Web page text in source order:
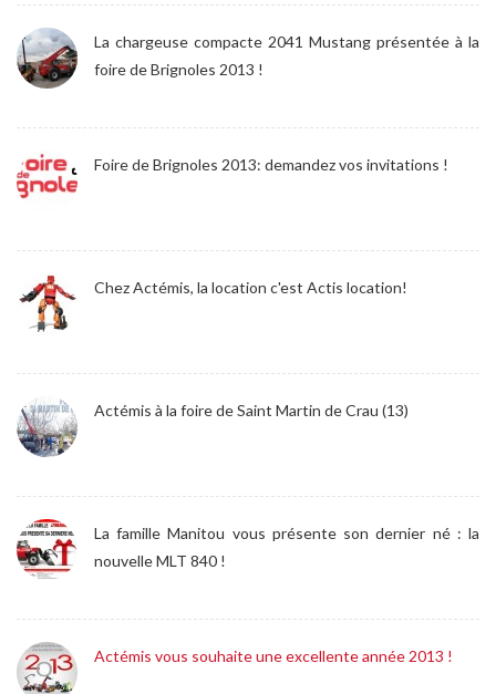
La chargeuse compacte 2041 Mustang présentée à la
foire de Brignoles 2013 !
Foire de Brignoles 2013: demandez vos invitations !
Chez Actémis, la location c'est Actis location!
Actémis à la foire de Saint Martin de Crau (13)
La famille Manitou vous présente son dernier né : la
nouvelle MLT 840 !
Actémis vous souhaite une excellente année 2013 !